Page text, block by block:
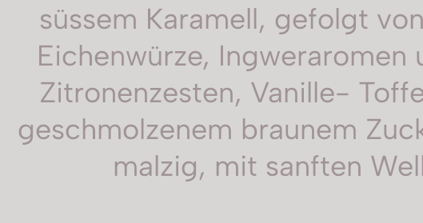
süssem Karamell, gefolgt
Eichenwürze,
Zitronenzesten, Vanille-
geschmolzenem braunem
malzig, mit sanften